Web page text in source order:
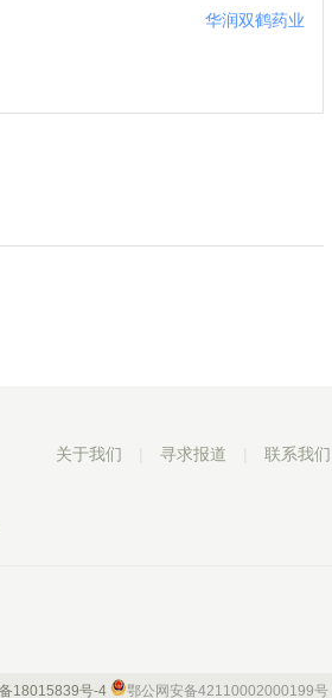
华润双鹤药业
关于我们 寻求报道 联系我们
18015839号-4 鄂公网安备42110002000199号